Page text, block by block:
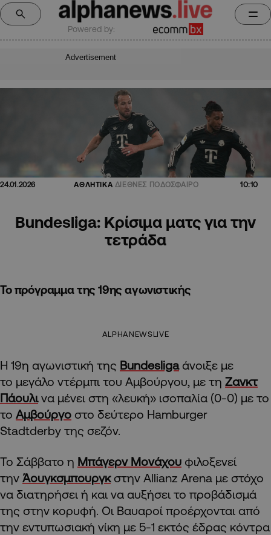
Powered by:
Advertisement
24.01.2026 ΑΘΛΗΤΙΚΑ ΔΙΕΘΝΕΣ ΠΟΔΟΣΦΑΙΡΟ 10:10
Bundesliga: Κρίσιμα ματς για την
τετράδα
Το πρόγραμμα της 19ης αγωνιστικής
ALPHANEWSLIVE
Η 19η αγωνιστική της Bundesligaάνοιξε με
το μεγάλο ντέρμπι του Αμβούργου, με τη Ζανκτ
Πάουλινα μένει στη «λευκή» ισοπαλία (0-0) με το
το Αμβούργο στο δεύτερο Hamburger
Stadtderby της σεζόν.
Το Σάββατο η Μπάγερν Μονάχου φιλοξενεί
την Άουγκσμπουργκστην Allianz Arena με στόχο
να διατηρήσει ή και να αυξήσει το προβάδισμά
της στην κορυφή. Οι Βαυαροί προέρχονται από
την εντυπωσιακή νίκη με 5-1 εκτός έδρας κόντρα